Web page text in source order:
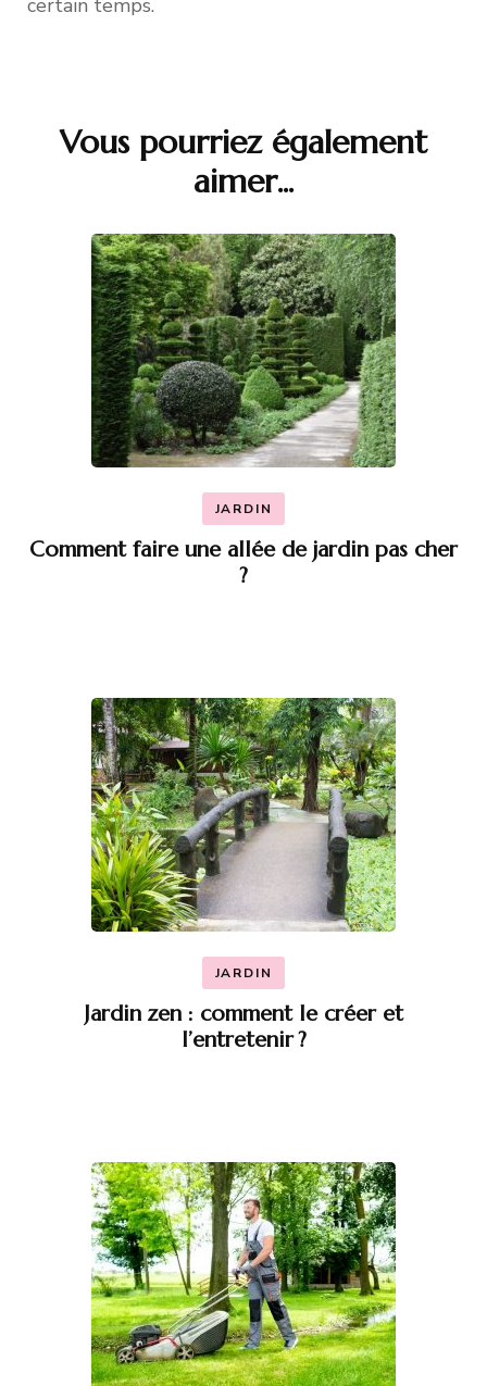
certain temps.
Navigation
Vous pourriez également
aimer...
JARDIN
Comment faire une allée de jardin pas cher
?
JARDIN
Jardin zen : comment le créer et
l’entretenir ?